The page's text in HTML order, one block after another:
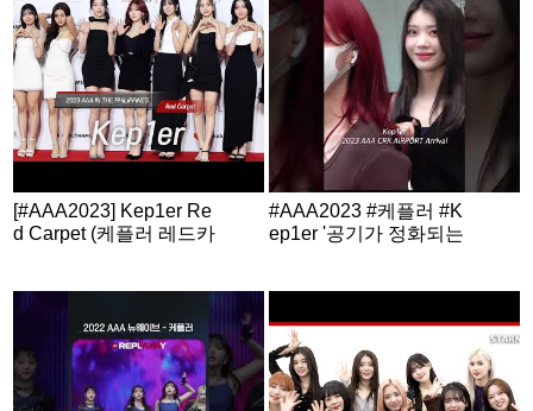
[#AAA2023] Kep1er Re
d Carpet (케플러 레드카
#AAA2023 #케플러 #K
ep1er '공기가 정화되는